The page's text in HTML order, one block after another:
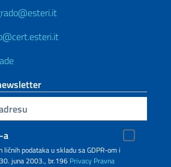
a
podataka u skladu sa GDPR-om i
juna 2003., br.196 Privacy Pravna